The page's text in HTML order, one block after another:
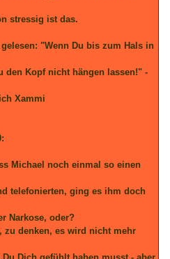
stressig ist das.
"Wenn Du bis zum Hals in
den Kopf nicht hängen lassen!" -
Xammi
Michael noch einmal so einen
telefonierten, ging es ihm doch
Narkose, oder?
denken, es wird nicht mehr